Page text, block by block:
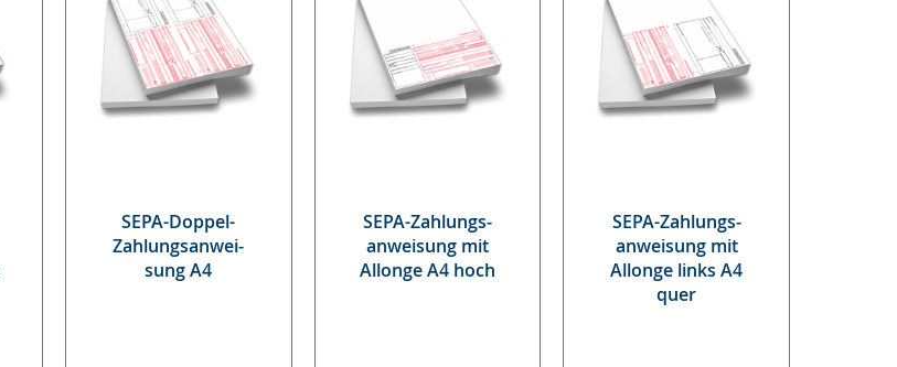
SE­PA-Dop­pel-
Zah­lungs­an­wei­
sung A4
SE­PA-Zah­lungs­
an­wei­sung mit
Al­lon­ge A4 hoch
SE­PA-Zah­lungs­
an­wei­sung mit
Al­lon­ge links A4
quer